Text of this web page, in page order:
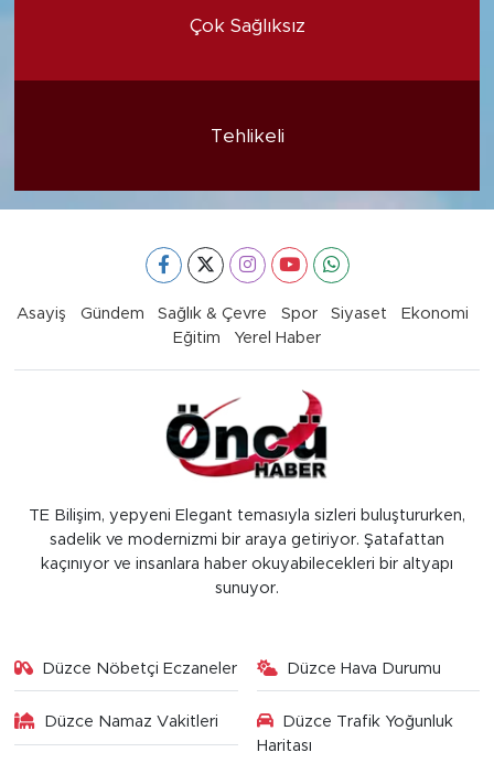
Çok Sağlıksız
Tehlikeli
Asayiş Gündem Sağlık & Çevre Spor Siyaset
Ekonomi
Eğitim
Yerel Haber
TE Bilişim, yepyeni Elegant temasıyla sizleri buluştururken,
sadelik ve modernizmi bir araya getiriyor. Şatafattan
kaçınıyor ve insanlara haber okuyabilecekleri bir altyapı
sunuyor.
Düzce Nöbetçi Eczaneler Düzce Hava Durumu
Düzce Namaz Vakitleri
Düzce Trafik Yoğunluk
Haritası